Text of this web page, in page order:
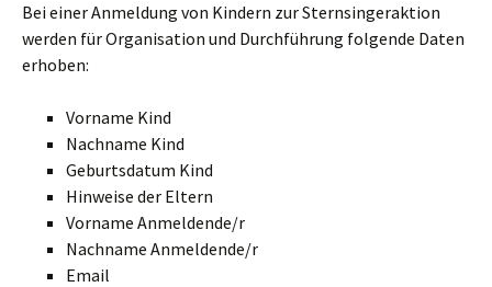
Bei einer Anmeldung von Kindern zur Sternsingeraktion
werden für Organisation und Durchführung folgende Daten
erhoben:
Vorname Kind
Nachname Kind
Geburtsdatum Kind
Hinweise der Eltern
Vorname Anmeldende/r
Nachname Anmeldende/r
Email